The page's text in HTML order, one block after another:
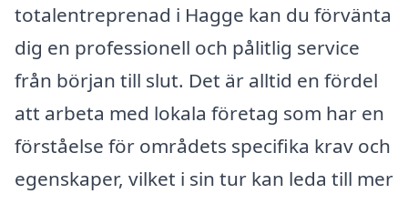
totalentreprenad i Hagge kan du förvänta
dig en professionell och pålitlig service
från början till slut. Det är alltid en fördel
att arbeta med lokala företag som har en
förståelse för områdets specifika krav och
egenskaper, vilket i sin tur kan leda till mer